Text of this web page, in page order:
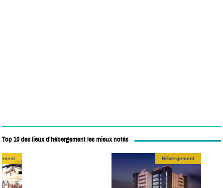
Top 10 des lieux d'hébergement les mieux notés
Hôtel El Manar
Hébergement